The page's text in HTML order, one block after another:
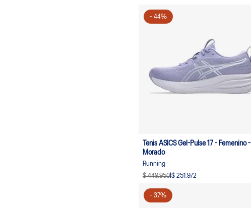
- 44%
Tenis ASICS Gel-Pulse 17 - Femenino -
Morado
Running
$ 449.950| $ 251.972
- 37%